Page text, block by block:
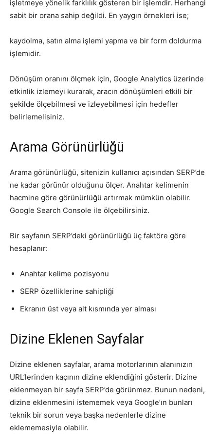
işletmeye yönelik farklılık gösteren bir işlemdir. Herhangi
sabit bir orana sahip değildi. En yaygın örnekleri ise;
kaydolma, satın alma işlemi yapma ve bir form doldurma
işlemidir.
Dönüşüm oranını ölçmek için, Google Analytics üzerinde
etkinlik izlemeyi kurarak, aracın dönüşümleri etkili bir
şekilde ölçebilmesi ve izleyebilmesi için hedefler
belirlemelisiniz.
Arama Görünürlüğü
Arama görünürlüğü, sitenizin kullanıcı açısından SERP’de
ne kadar görünür olduğunu ölçer. Anahtar kelimenin
hacmine göre görünürlüğü artırmak mümkün olabilir.
Google Search Console ile ölçebilirsiniz.
Bir sayfanın SERP’deki görünürlüğü üç faktöre göre
hesaplanır:
Anahtar kelime pozisyonu
SERP özelliklerine sahipliği
Ekranın üst veya alt kısmında yer alması
Dizine Eklenen Sayfalar
Dizine eklenen sayfalar, arama motorlarının alanınızın
URL’lerinden kaçının dizine eklendiğini gösterir. Dizine
eklenmeyen bir sayfa SERP’de görünmez. Bunun nedeni,
dizine eklenmesini istememek veya Google’ın bunları
teknik bir sorun veya başka nedenlerle dizine
eklememesiyle olabilir.